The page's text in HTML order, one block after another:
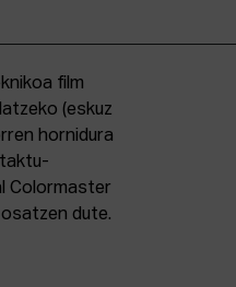
film
(eskuz
hornidura
Colormaster
dute.